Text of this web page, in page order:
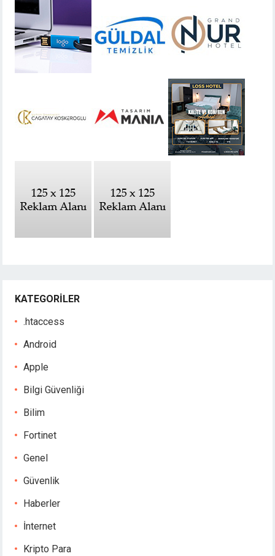
KATEGORILER
.htaccess
Android
Apple
Bilgi Güvenliği
Bilim
Fortinet
Genel
Güvenlik
Haberler
İnternet
Kripto Para